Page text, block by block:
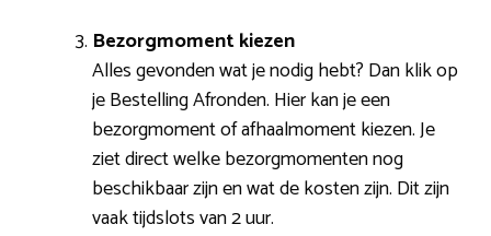
Bezorgmoment kiezen
Alles gevonden wat je nodig hebt? Dan klik op
je Bestelling Afronden. Hier kan je een
bezorgmoment of afhaalmoment kiezen. Je
ziet direct welke bezorgmomenten nog
beschikbaar zijn en wat de kosten zijn. Dit zijn
vaak tijdslots van 2 uur.